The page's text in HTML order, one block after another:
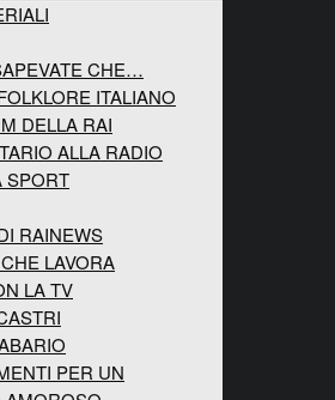
CHE…
ITALIANO
DELLA RAI
ALLA RADIO
SPORT
RAINEWS
LAVORA
LA TV
PER UN